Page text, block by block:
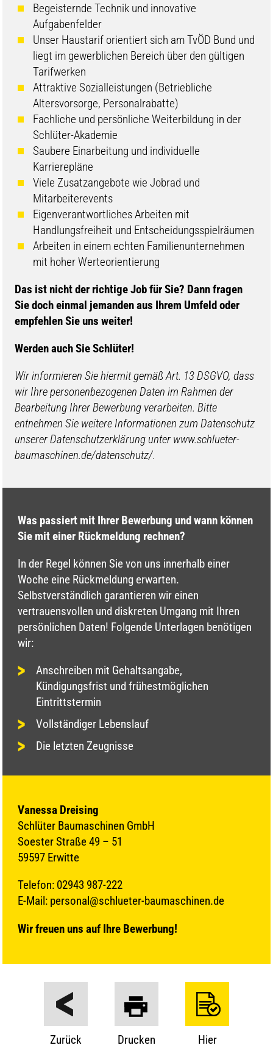
Begeisternde Technik und innovative
Aufgabenfelder
Unser Haustarif orientiert sich am TvÖD Bund und
liegt im gewerblichen Bereich über den gültigen
Tarifwerken
Attraktive Sozialleistungen (Betriebliche
Altersvorsorge, Personalrabatte)
Fachliche und persönliche Weiterbildung in der
Schlüter-Akademie
Saubere Einarbeitung und individuelle
Karrierepläne
Viele Zusatzangebote wie Jobrad und
Mitarbeiterevents
Eigenverantwortliches Arbeiten mit
Handlungsfreiheit und Entscheidungsspielräumen
Arbeiten in einem echten Familienunternehmen
mit hoher Werteorientierung
​​Das ist nicht der richtige Job für Sie? Dann fragen
Sie doch einmal jemanden aus Ihrem Umfeld oder
empfehlen Sie uns weiter!
Werden auch Sie Schlüter!
Wir informieren Sie hiermit gemäß Art. 13 DSGVO, dass
wir Ihre personenbezogenen Daten im Rahmen der
Bearbeitung Ihrer Bewerbung verarbeiten. Bitte
entnehmen Sie weitere Informationen zum Datenschutz
unserer Datenschutzerklärung unter www.schlueter-
baumaschinen.de/datenschutz/.
Was passiert mit Ihrer Bewerbung und wann können
Sie mit einer Rückmeldung rechnen?
In der Regel können Sie von uns innerhalb einer
Woche eine Rückmeldung erwarten.
Selbstverständlich garantieren wir einen
vertrauensvollen und diskreten Umgang mit Ihren
persönlichen Daten! Folgende Unterlagen benötigen
wir:
Anschreiben mit Gehaltsangabe,
Kündigungsfrist und frühestmöglichen
Eintrittstermin
Vollständiger Lebenslauf
Die letzten Zeugnisse
Vanessa Dreising
Schlüter Baumaschinen GmbH
Soester Straße 49 – 51
59597 Erwitte
Telefon: 02943 987-222
E-Mail: personal@schlueter-baumaschinen.de
Wir freuen uns auf Ihre Bewerbung!
Zurück Drucken Hier